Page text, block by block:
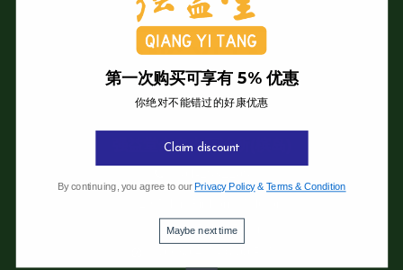
强益堂全息中医诊所(槟岛)
11600 Pulau Pinang.
第一次购买可享有 5% 优惠
你绝对不能错过的好康优惠
Claim discount
By continuing, you agree to our Privacy Policy&Terms & Condition
Maybe next time